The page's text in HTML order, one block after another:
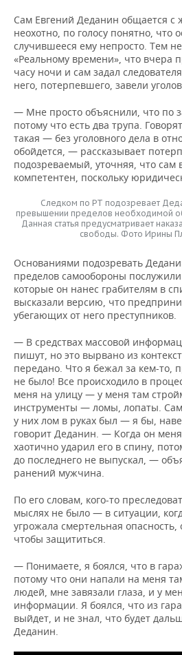
Сам Евгений Деданин общается с
неохотно, по голосу понятно, что
случившееся ему непросто. Тем
«Реальному времени», что вчера
часу ночи и сам задал
него, потерпевшего, завели
— Мне просто объяснили, что по
потому что есть два трупа.
такая — без уголовного дела в
обойдется, — рассказывает
подозреваемый, уточняя, что сам
компетентен, поскольку
Следком по РТ подозревает
превышении пределов необходимой
Данная статья предусматривает
свободы. Фото Ирины
Основаниями подозревать
пределов самообороны
которые он нанес грабителям в
высказали версию, что
убегающих от него преступников.
— В средствах массовой
пишут, но это вырвано из
передано. Что я бежал за кем-то,
не было! Все происходило в
меня на улицу — у меня там
инструменты — ломы, лопаты.
у них лом в руках был — я бы,
говорит Деданин. — Когда он
хаотично ударил его в спину,
до последнего не выпускал, —
ранений мужчина.
По его словам, кого-то
мыслях не было — в ситуации,
угрожала смертельная
чтобы защититься.
— Понимаете, я боялся, что в
потому что они напали на меня
людей, мне завязали глаза, и у
информации. Я боялся, что из
выйдет, и не знал, что будет
Деданин.